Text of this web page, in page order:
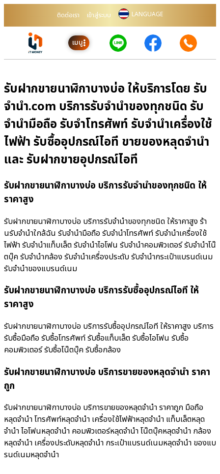
ติดต่อเรา เข้าสู่ระบบ LANGUAGE
เมนู
รับฝากขายนาฬิกาบางบ่อ ให้บริการโดย รับ
จํานํา.com บริการรับจำนำของทุกชนิด รับ
จำนำมือถือ รับจำโทรศัพท์ รับจำนำเครื่องใช้
ไฟฟ้า รับซื้ออุปกรณ์ไอที ขายของหลุดจำนำ
และ รับฝากขายอุปกรณ์ไอที
รับฝากขายนาฬิกาบางบ่อ บริการรับจำนำของทุกชนิด ให้
ราคาสูง
รับฝากขายนาฬิกาบางบ่อ บริการรับจำนำของทุกชนิด ให้ราคาสูง ร้า
นรับจํานําใกล้ฉัน รับจำนำมือถือ รับจำนำโทรศัพท์ รับจำนำเครื่องใช้
ไฟฟ้า รับจำนำแท็บเล็ต รับจำนำไอโฟน รับจำนำคอมพิวเตอร์ รับจำนำโน๊
ตบุ๊ค รับจำนำกล้อง รับจำนำเครื่องประดับ รับจำนำกระเป๋าแบรนด์เนม
รับจำนำของแบรนด์เนม
รับฝากขายนาฬิกาบางบ่อ บริการรับซื้ออุปกรณ์ไอที ให้
ราคาสูง
รับฝากขายนาฬิกาบางบ่อ บริการรับซื้ออุปกรณ์ไอที ให้ราคาสูง บริการ
รับซื้อมือถือ รับซื้อโทรศัพท์ รับซื้อแท็บเล็ต รับซื้อไอโฟน รับซื้อ
คอมพิวเตอร์ รับซื้อโน๊ตบุ๊ค รับซื้อกล้อง
รับฝากขายนาฬิกาบางบ่อ บริการขายของหลุดจำนำ ราคา
ถูก
รับฝากขายนาฬิกาบางบ่อ บริการขายของหลุดจำนำ ราคาถูก มือถือ
หลุดจำนำ โทรศัพท์หลุดจำนำ เครื่องใช้ไฟฟ้าหลุดจำนำ แท็บเล็ตหลุด
จำนำ ไอโฟนหลุดจำนำ คอมพิวเตอร์หลุดจำนำ โน๊ตบุ๊คหลุดจำนำ กล้อง
หลุดจำนำ เครื่องประดับหลุดจำนำ กระเป๋าแบรนด์เนมหลุดจำนำ ของแบ
รนด์เนมหลุดจำนำ